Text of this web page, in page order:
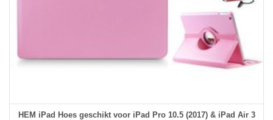
HEM iPad Hoes geschikt voor iPad Pro 10.5 (2017) & iPad Air 3